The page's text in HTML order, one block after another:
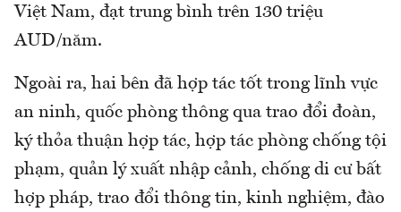
Việt Nam, đạt trung bình trên 130 triệu
AUD/năm.
Ngoài ra, hai bên đã hợp tác tốt trong lĩnh vực
an ninh, quốc phòng thông qua trao đổi đoàn,
ký thỏa thuận hợp tác, hợp tác phòng chống tội
phạm, quản lý xuất nhập cảnh, chống di cư bất
hợp pháp, trao đổi thông tin, kinh nghiệm, đào